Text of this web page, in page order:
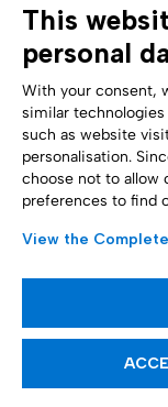
Impressum
SUPORT
Contactați-ne
Raportare
Setări cookie
Formulare
METODE DE PLATĂ
Tinexta Infocert
This
personal
With your consent,
similar technologies
such as website
personalisation.
choose not to allow
preferences to find
View the